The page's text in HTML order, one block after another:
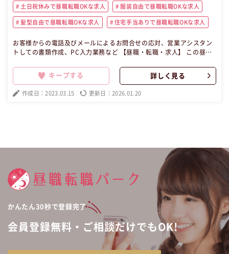
土日祝休みで昼職転職OKな求人 服装自由で昼職転職OKな求人
髪型自由で昼職転職OKな求人 住宅手当ありで昼職転職OKな求人
お客様からの電話及びメールによるお問合せの応対、営業アシスタン
トしての書類作成、PC入力業務など 【昼職・転職・求人】 この昼職
キープする 詳しく見る
作成日：2023.03.15 更新日：2026.01.20
かんたん30秒で登録完了
会員登録無料・ご相談だけでもOK!